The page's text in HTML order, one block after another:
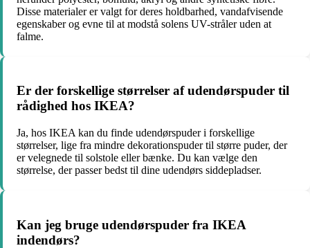
Disse materialer er valgt for deres holdbarhed, vandafvisende
egenskaber og evne til at modstå solens UV-stråler uden at
falme.
Er der forskellige størrelser af udendørspuder til
rådighed hos IKEA?
Ja, hos IKEA kan du finde udendørspuder i forskellige
størrelser, lige fra mindre dekorationspuder til større puder, der
er velegnede til solstole eller bænke. Du kan vælge den
størrelse, der passer bedst til dine udendørs siddepladser.
Kan jeg bruge udendørspuder fra IKEA
indendørs?